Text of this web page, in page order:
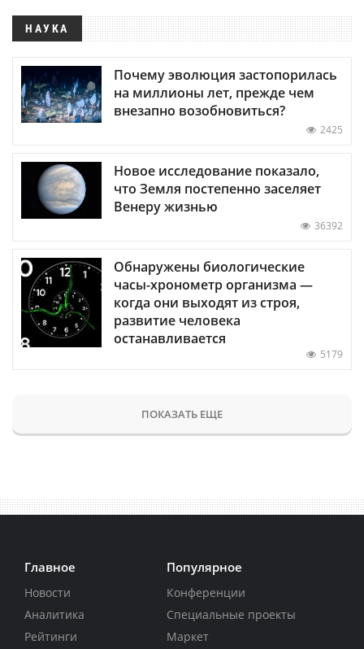
НАУКА
Почему эволюция застопорилась
на миллионы лет, прежде чем
внезапно возобновиться?
2425
Новое исследование показало,
что Земля постепенно заселяет
Венеру жизнью
36392
Обнаружены биологические
часы-хронометр организма —
когда они выходят из строя,
развитие человека
останавливается
5179
ПОКАЗАТЬ ЕЩЕ
Главное
Новости
Аналитика
Рейтинги
Популярное
Конференции
Специальные проекты
Маркет